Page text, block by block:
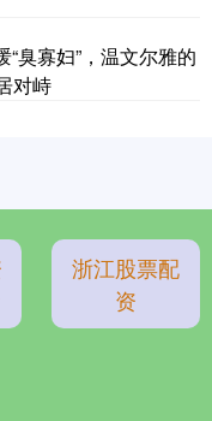
臭寡妇”，温文尔雅的
对峙
浙江股票配
资